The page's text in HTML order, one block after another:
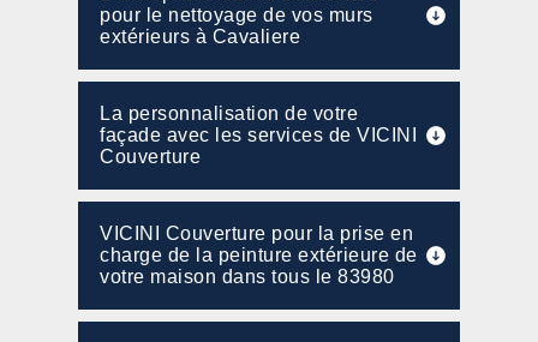
pour le nettoyage de vos murs
extérieurs à Cavaliere
La personnalisation de votre
façade avec les services de VICINI
Couverture
VICINI Couverture pour la prise en
charge de la peinture extérieure de
votre maison dans tous le 83980